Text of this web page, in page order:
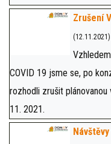
Zrušení
(12.11.2021)
COVID 19 jsme se, po
rozhodli zrušit
11. 2021.